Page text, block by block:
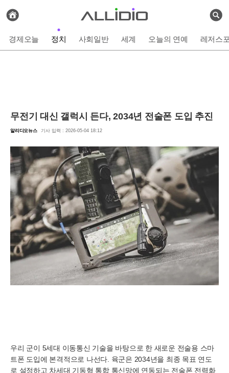
검
전
체
사
보
기
경제오늘 정치 사회일반 세계 오늘의 연예 레저스
무전기 대신 갤럭시 든다, 2034년 전술폰 도입 추진
알리디오뉴스 기사 입력 : 2026-05-04 18:12
우리 군이 5세대 이동통신 기술을 바탕으로 한 새로운 전술용 스마
트폰 도입에 본격적으로 나선다. 육군은 2034년을 최종 목표 연도
로 설정하고 차세대 기동형 통합 통신망에 연동되는 전술폰 전력화